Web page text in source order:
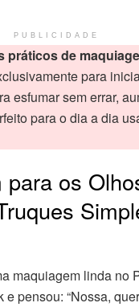
PUBLICIDADE
práticos de
para
esfumar sem errar,
para o dia a dia
para os
maquiagem linda no
e pensou: “Nossa,